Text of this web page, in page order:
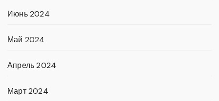
Июнь 2024
Май 2024
Апрель 2024
Март 2024